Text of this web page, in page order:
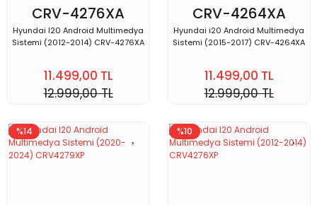
CRV-4276XA
Hyundai I20 Android Multimedya
Sistemi (2012-2014) CRV-4276XA
11.499,00 TL
12.999,00 TL
CRV-4264XA
Hyundai i20 Android Multimedya
Sistemi (2015-2017) CRV-4264XA
11.499,00 TL
12.999,00 TL
%14 %10